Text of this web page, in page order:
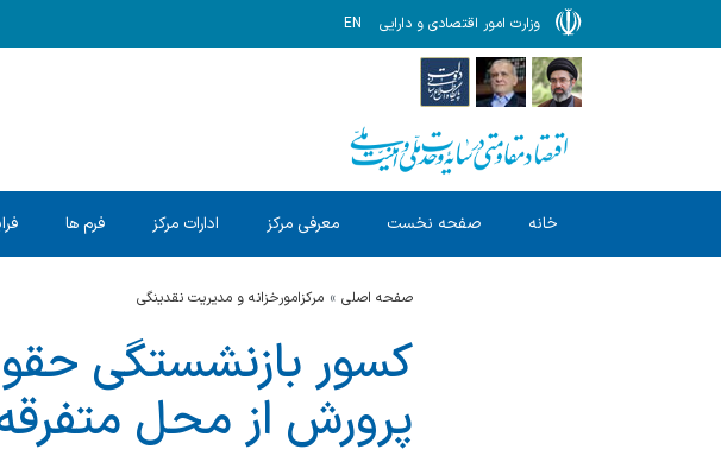
وزارت امور اقتصادی و دارایی EN
خانه صفحه نخست معرفی مرکز ادارات مرکز فرم ها
صفحه اصلی مرکزامورخزانه و مدیریت نقدینگی
پرورش از محل